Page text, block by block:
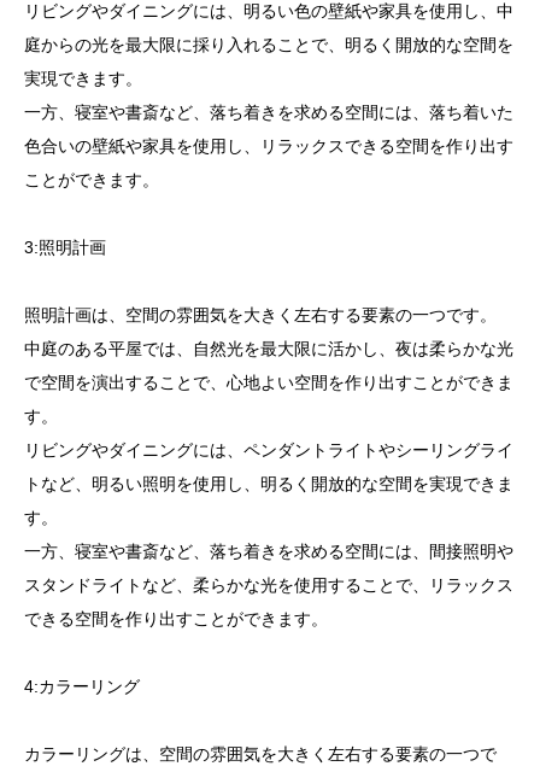
リビングやダイニングには、明るい色の壁紙や家具を使用し、中
庭からの光を最大限に採り入れることで、明るく開放的な空間を
実現できます。
一方、寝室や書斎など、落ち着きを求める空間には、落ち着いた
色合いの壁紙や家具を使用し、リラックスできる空間を作り出す
ことができます。
3:照明計画
照明計画は、空間の雰囲気を大きく左右する要素の一つです。
中庭のある平屋では、自然光を最大限に活かし、夜は柔らかな光
で空間を演出することで、心地よい空間を作り出すことができま
す。
リビングやダイニングには、ペンダントライトやシーリングライ
トなど、明るい照明を使用し、明るく開放的な空間を実現できま
す。
一方、寝室や書斎など、落ち着きを求める空間には、間接照明や
スタンドライトなど、柔らかな光を使用することで、リラックス
できる空間を作り出すことができます。
4:カラーリング
カラーリングは、空間の雰囲気を大きく左右する要素の一つで